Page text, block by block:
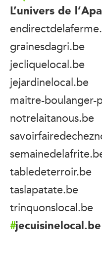
L’univers de
grainesdagri.be
jecliquelocal.be
jejardinelocal.be
maitre-boulanger-
notrelaitanous.be
tabledeterroir.be
taslapatate.be
trinquonslocal.be
jecuisinelocal.be